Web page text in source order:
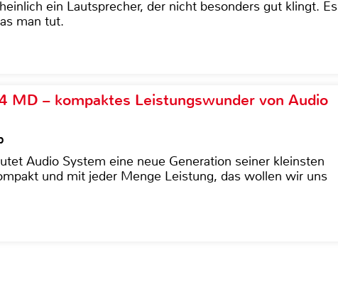
ein Lautsprecher, der nicht besonders gut klingt. Es
man tut.
MD – kompaktes Leistungswunder von Audio
Audio System eine neue Generation seiner kleinsten
und mit jeder Menge Leistung, das wollen wir uns